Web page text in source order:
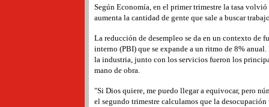
Según Economía, en el primer trimestre la tasa
aumenta la cantidad de gente que sale a buscar
La reducción de desempleo se da en un contexto de
interno (PBI) que se expande a un ritmo de 8%
la industria, junto con los servicios fueron los
mano de obra.
"Si Dios quiere, me puedo llegar a equivocar, pero
el segundo trimestre calculamos que la